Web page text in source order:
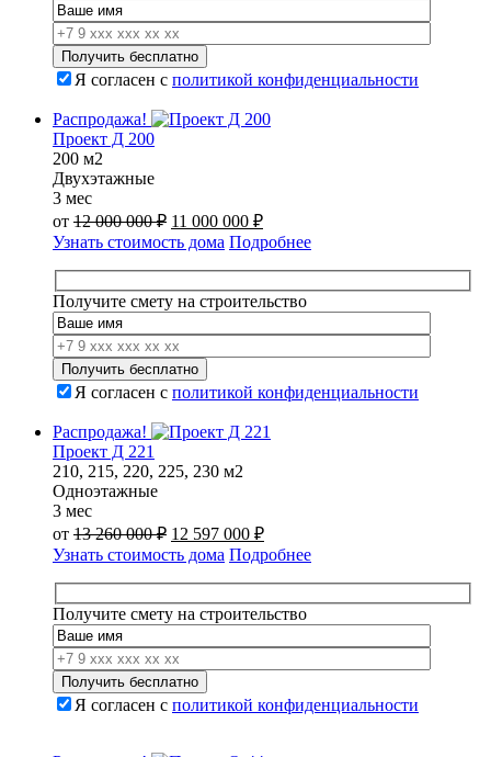
Я согласен с политикой конфиденциальности
Распродажа!
Проект Д 200
200 м2
Двухэтажные
3 мес
от 12 000 000₽ Первоначальная
цена
составляла
12
000
000 ₽.
11 000 000 ₽Текущая
цена:
11
000
000 ₽.
Узнать стоимость дома Подробнее
Получите смету на строительство
Я согласен с политикой конфиденциальности
Распродажа!
Проект Д 221
210, 215, 220, 225, 230 м2
Одноэтажные
3 мес
от 13 260 000₽ Первоначальная
цена
составляла
13
260
000 ₽.
12 597 000 ₽Текущая
цена:
12
597
000 ₽.
Узнать стоимость дома Подробнее
Получите смету на строительство
Я согласен с политикой конфиденциальности